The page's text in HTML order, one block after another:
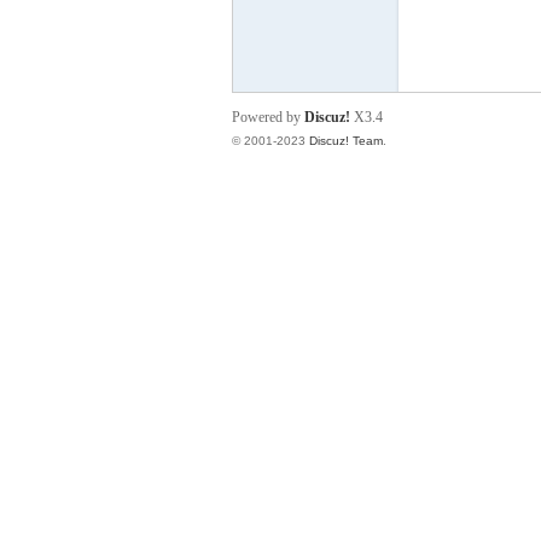
Powered by Discuz! X3.4
© 2001-2023 Discuz! Team